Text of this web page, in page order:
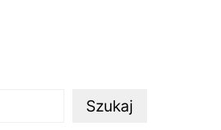
Szukaj